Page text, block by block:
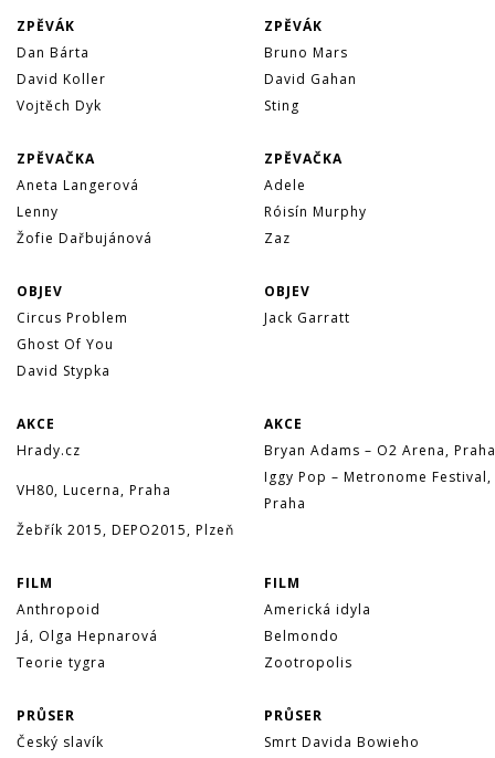
ZPĚVÁK
ZPĚVÁK
Dan Bárta
Bruno Mars
David Koller
David Gahan
Vojtěch Dyk
Sting
ZPĚVAČKA
ZPĚVAČKA
Aneta Langerová
Adele
Lenny
Róisín Murphy
Žofie Dařbujánová
Zaz
OBJEV
OBJEV
Circus Problem
Jack Garratt
Ghost Of You
David Stypka
AKCE
AKCE
Hrady.cz
Bryan Adams – O2 Arena, Praha
VH80, Lucerna, Praha
Iggy Pop – Metronome Festival,
Praha
Žebřík 2015, DEPO2015, Plzeň
FILM
FILM
Anthropoid
Americká idyla
Já, Olga Hepnarová
Belmondo
Teorie tygra
Zootropolis
PRŮSER
PRŮSER
Český slavík
Smrt Davida Bowieho